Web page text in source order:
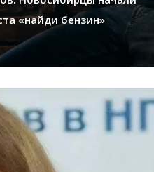
«найди бензин»